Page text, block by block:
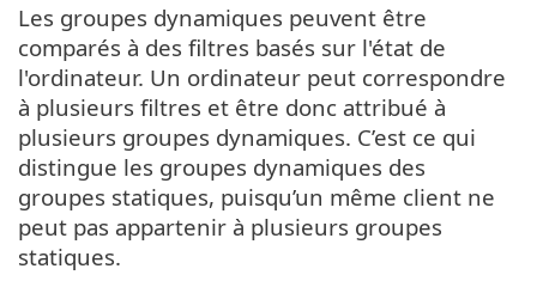
Les groupes dynamiques peuvent être
comparés à des filtres basés sur l'état de
l'ordinateur. Un ordinateur peut correspondre
à plusieurs filtres et être donc attribué à
plusieurs groupes dynamiques. C’est ce qui
distingue les groupes dynamiques des
groupes statiques, puisqu’un même client ne
peut pas appartenir à plusieurs groupes
statiques.